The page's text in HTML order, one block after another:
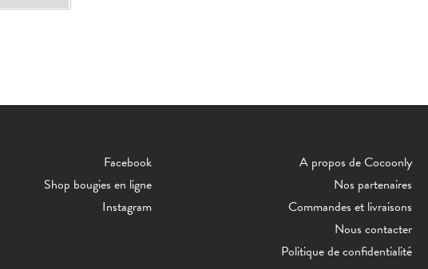
Facebook
Shop bougies en ligne
Instagram
A propos de Cocoonly
Nos partenaires
Commandes et livraisons
Nous contacter
Politique de confidentialité